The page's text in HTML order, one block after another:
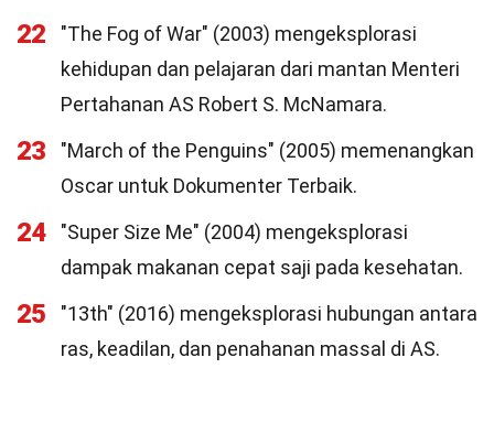
22
"The Fog of War" (2003) mengeksplorasi
kehidupan dan pelajaran dari mantan Menteri
Pertahanan AS Robert S. McNamara.
23
"March of the Penguins" (2005) memenangkan
Oscar untuk Dokumenter Terbaik.
24
"Super Size Me" (2004) mengeksplorasi
dampak makanan cepat saji pada kesehatan.
25
"13th" (2016) mengeksplorasi hubungan antara
ras, keadilan, dan penahanan massal di AS.